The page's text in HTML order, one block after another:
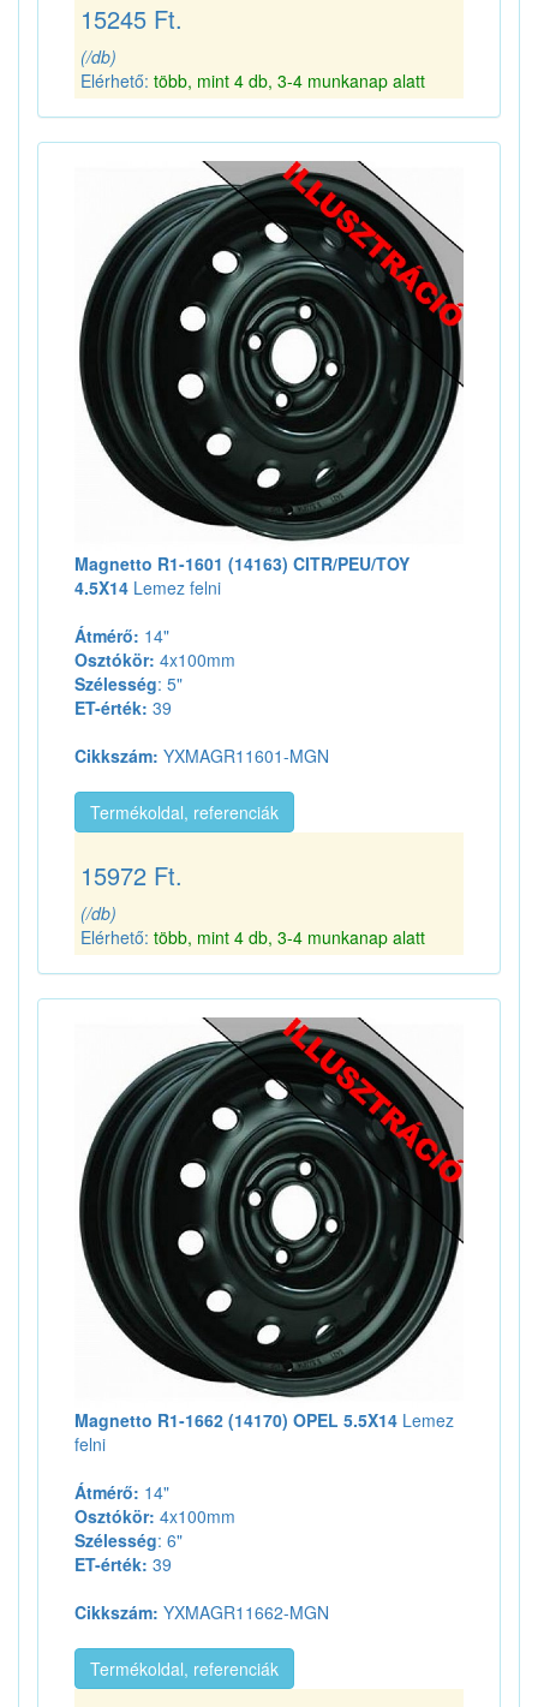
15245 Ft.
(/db)
Elérhető: több, mint 4 db, 3-4 munkanap alatt
Magnetto R1-1601 (14163) CITR/PEU/TOY
4.5X14 Lemez felni
Átmérő: 14"
Osztókör: 4x100mm
Szélesség: 5"
ET-érték: 39
Cikkszám: YXMAGR11601-MGN
Termékoldal, referenciák
15972 Ft.
(/db)
Elérhető: több, mint 4 db, 3-4 munkanap alatt
Magnetto R1-1662 (14170) OPEL 5.5X14 Lemez
felni
Átmérő: 14"
Osztókör: 4x100mm
Szélesség: 6"
ET-érték: 39
Cikkszám: YXMAGR11662-MGN
Termékoldal, referenciák